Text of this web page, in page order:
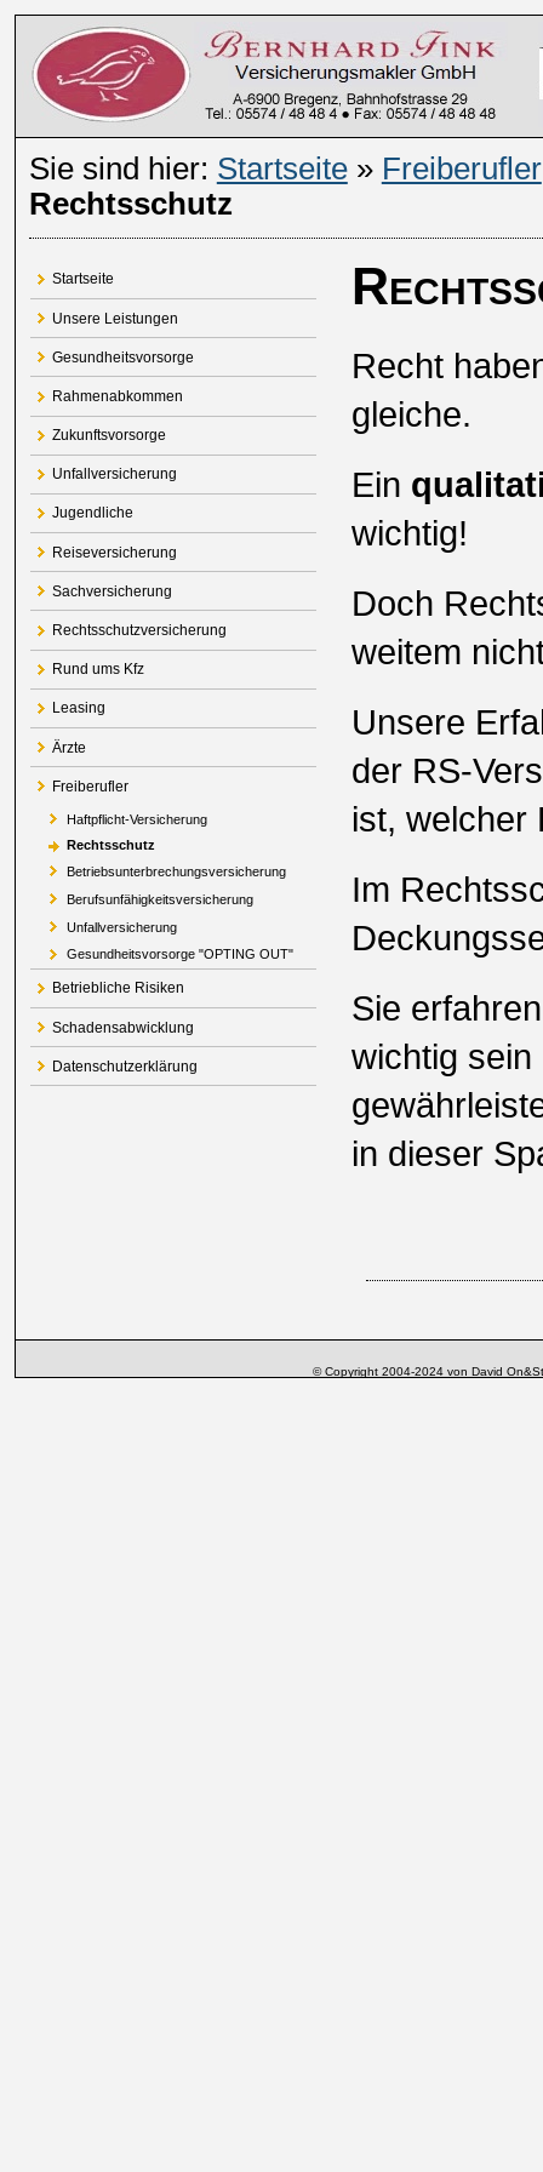
Sie sind hier: Startseite» Freiberufler
Rechtsschutz
Startseite
Unsere Leistungen
Gesundheitsvorsorge
Rahmenabkommen
Zukunftsvorsorge
Unfallversicherung
Jugendliche
Reiseversicherung
Sachversicherung
Rechtsschutzversicherung
Rund ums Kfz
Leasing
Ärzte
Freiberufler
Haftpflicht-Versicherung
Rechtsschutz
Betriebsunterbrechungsversicherung
Berufsunfähigkeitsversicherung
Unfallversicherung
Gesundheitsvorsorge "OPTING OUT"
Betriebliche Risiken
Schadensabwicklung
Datenschutzerklärung
Recht
gleiche.
Ein
wichtig!
Doch
weitem
Unsere
der RS-
ist, welcher
Im
Sie
wichtig
in dieser
© Copyright 2004-2024 von David